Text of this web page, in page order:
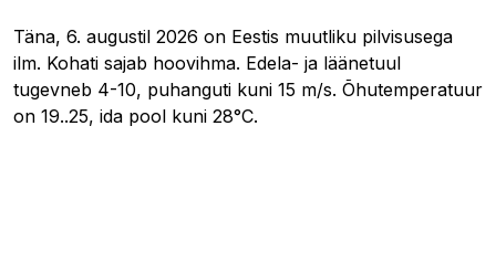
Täna, 6. augustil 2026 on Eestis muutliku pilvisusega
ilm. Kohati sajab hoovihma. Edela- ja läänetuul
tugevneb 4-10, puhanguti kuni 15 m/s. Õhutemperatuur
on 19..25, ida pool kuni 28°C.